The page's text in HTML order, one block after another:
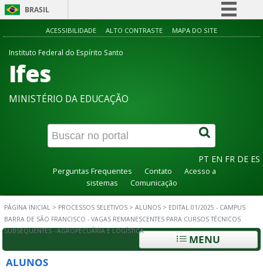
BRASIL
Simplifique!
Canais
ACESSIBILIDADE ALTO CONTRASTE MAPA DO SITE
Instituto Federal do Espírito Santo
Ifes
MINISTÉRIO DA EDUCAÇÃO
PT EN FR DE ES
Perguntas Frequentes Contato
Acesso a
sistemas
Comunicação
PÁGINA INICIAL > PROCESSOS SELETIVOS > ALUNOS > EDITAL 01/2025 - CAMPUS
BARRA DE SÃO FRANCISCO - VAGAS REMANESCENTES PARA CURSOS TÉCNICOS
SUBSEQUENTES - AGROPECUÁRIA E LOGÍSTICA
MENU
ALUNOS